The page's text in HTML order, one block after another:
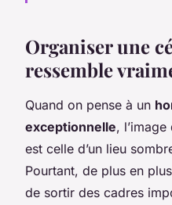
Organiser une
ressemble
Quand on pense à un
exceptionnelle,
est celle d’un lieu
Pourtant, de plus en
de sortir des cadres